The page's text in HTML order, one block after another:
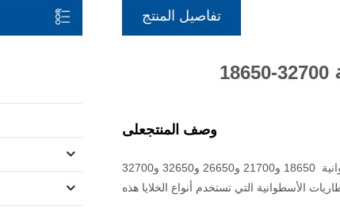
تفاصيل المنتج
وصف المنتج